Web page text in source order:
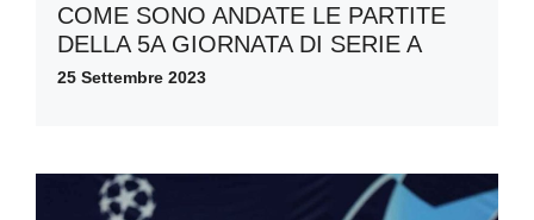
COME SONO ANDATE LE PARTITE
DELLA 5A GIORNATA DI SERIE A
25 Settembre 2023